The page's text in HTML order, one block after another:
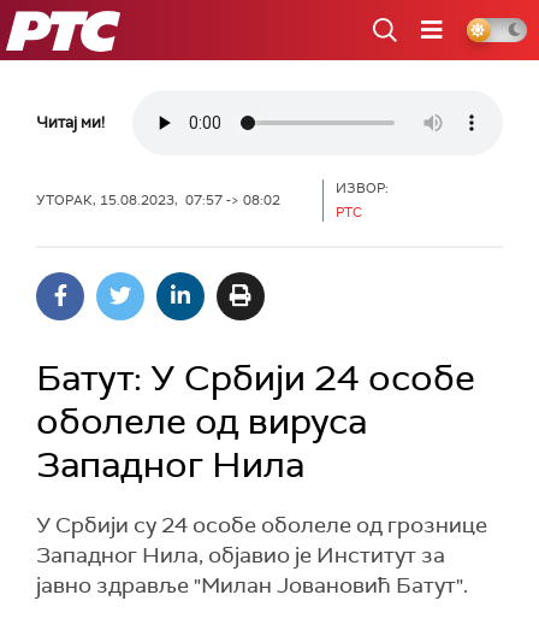
РТС
Читај ми!
УТОРАК, 15.08.2023, 07:57 -> 08:02
ИЗВОР:
РТС
Батут: У Србији 24 особе
оболеле од вируса
Западног Нила
У Србији су 24 особе оболеле од грознице
Западног Нила, објавио је Институт за
јавно здравље "Милан Јовановић Батут".